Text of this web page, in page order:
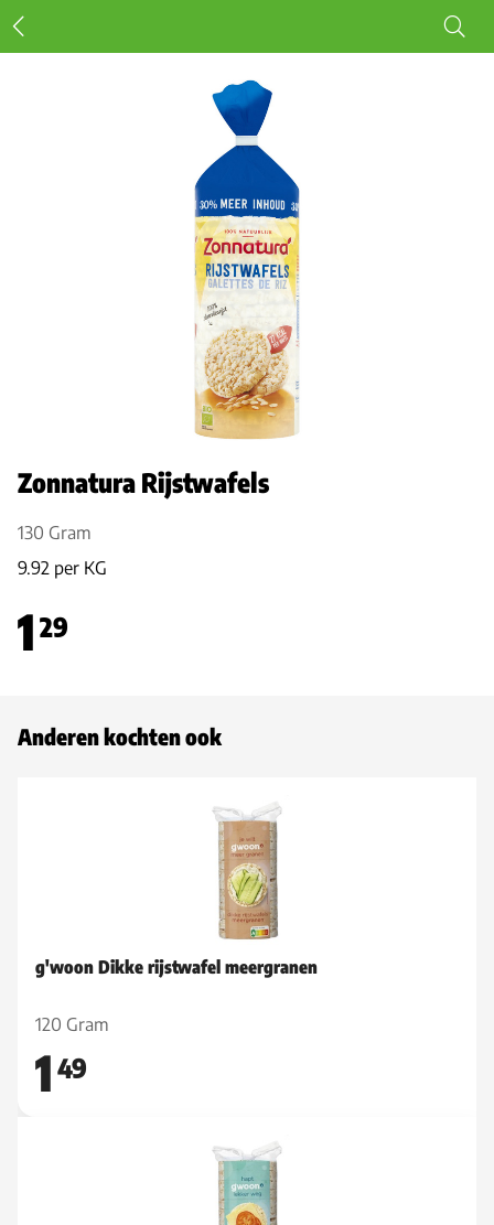
Zonnatura Rijstwafels
130 Gram
9.92 per KG
1 29
Anderen kochten ook
g'woon Dikke rijstwafel meergranen
120 Gram
1 49